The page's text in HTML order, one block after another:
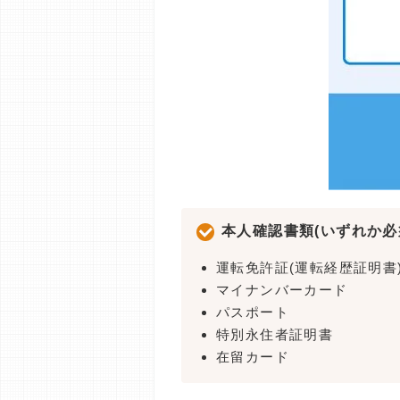
本人確認書類(いずれか
運転免許証(運転経歴証明
マイナンバーカード
パスポート
特別永住者証明書
在留カード